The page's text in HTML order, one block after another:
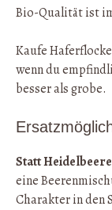
Bio-Qualität ist
Kaufe
wenn du
besser als grobe.
Statt
eine
Charakter in den